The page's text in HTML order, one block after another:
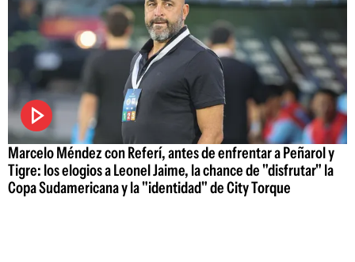
Marcelo Méndez con Referí, antes de enfrentar a Peñarol y
Tigre: los elogios a Leonel Jaime, la chance de "disfrutar" la
Copa Sudamericana y la "identidad" de City Torque